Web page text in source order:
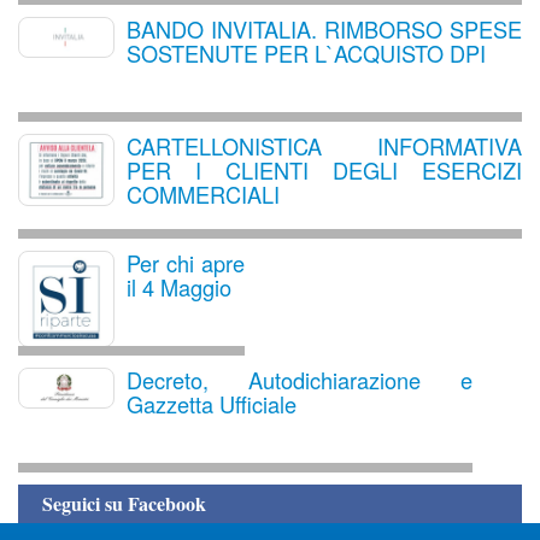
BANDO INVITALIA. RIMBORSO SPESE
SOSTENUTE PER L`ACQUISTO DPI
CARTELLONISTICA INFORMATIVA
PER I CLIENTI DEGLI ESERCIZI
COMMERCIALI
Per chi apre
il 4 Maggio
Decreto, Autodichiarazione e
Gazzetta Ufficiale
Seguici su Facebook